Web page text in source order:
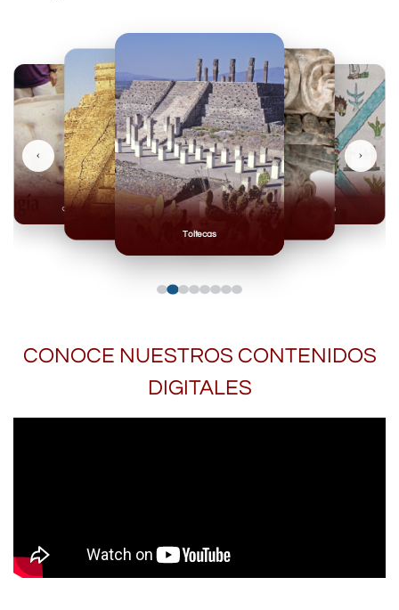
Toltecas
Mexicas
Olmecas
‹ ›
CONOCE NUESTROS CONTENIDOS
DIGITALES